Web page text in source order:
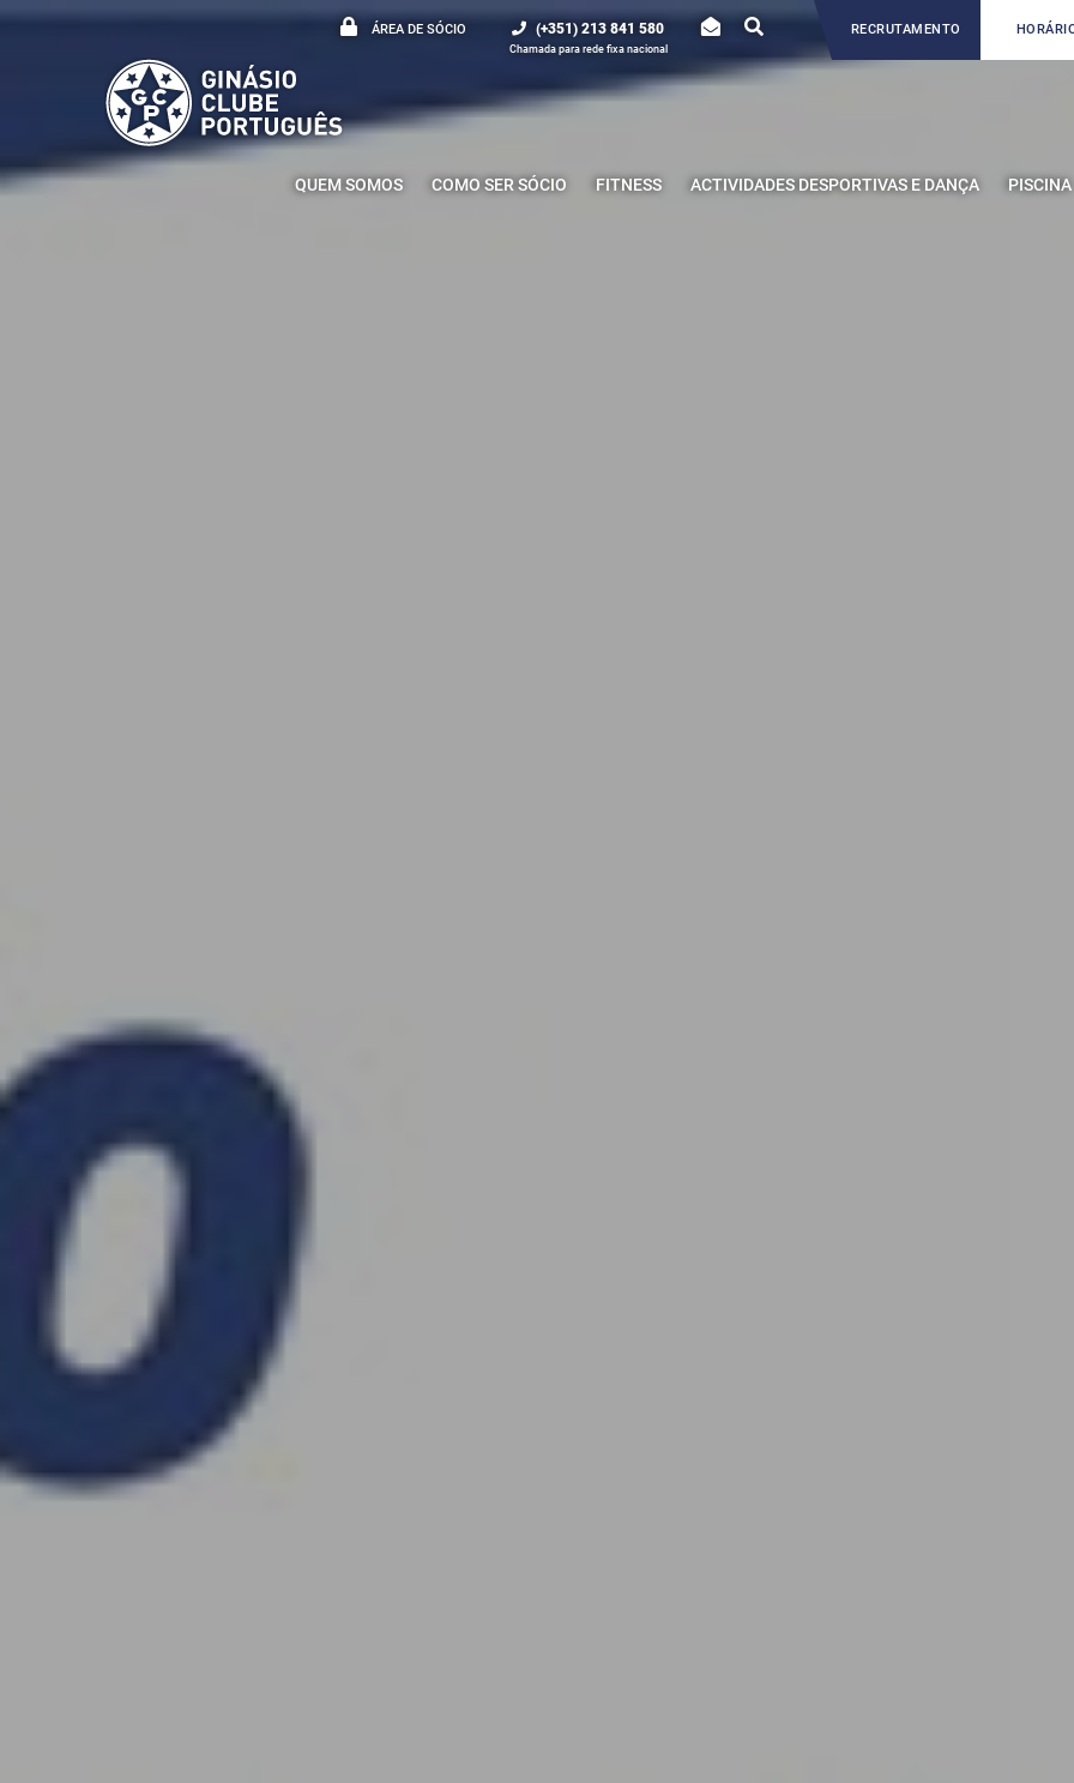
ÁREA DE SÓCIO (+351) 213 841 580
Chamada para rede fixa nacional
RECRUTAMENTO
QUEM SOMOS COMO SER SÓCIO FITNESS ACTIVIDADES DESPORTIVAS E DANÇA PISCINA